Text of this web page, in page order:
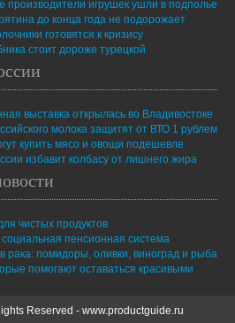
производители игрушек ушли в подполье
до конца года не подорожает
готовятся к кризису
стоит дороже турецкой
выставка открылась во Владивостоке
молока защитят от ВТО 1 рублем
купить мясо и овощи подешевле
избавит колбасу от лишнего жира
чистых продуктов
пенсионная система
рака: помидоры, оливки, виноград и рыба
помогают оставаться красивыми
Reserved - www.productguide.ru